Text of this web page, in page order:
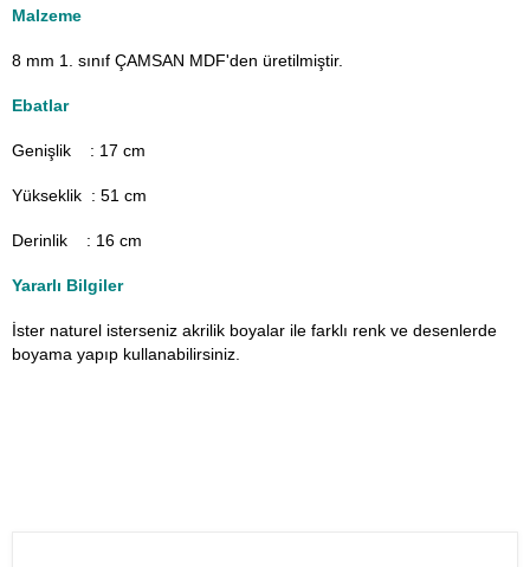
Malzeme
8 mm 1. sınıf ÇAMSAN MDF'den üretilmiştir.
Ebatlar
Genişlik : 17 cm
Yükseklik : 51 cm
Derinlik : 16 cm
Yararlı Bilgiler
İster naturel isterseniz akrilik boyalar ile farklı renk ve desenlerde
boyama yapıp kullanabilirsiniz.